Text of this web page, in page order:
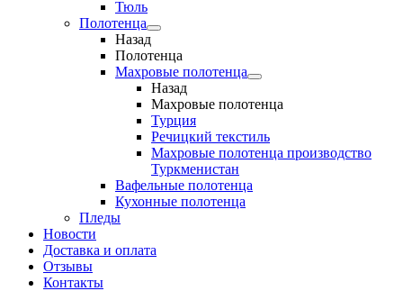
Тюль
Полотенца
Назад
Полотенца
Махровые полотенца
Назад
Махровые полотенца
Турция
Речицкий текстиль
Махровые полотенца производство
Туркменистан
Вафельные полотенца
Кухонные полотенца
Пледы
Новости
Доставка и оплата
Отзывы
Контакты